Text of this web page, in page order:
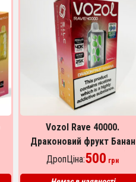
Vozol Rave 40000.
Драконовий фрукт Банан
(Dragon Fruit Banana)
ДропЦіна:500 грн